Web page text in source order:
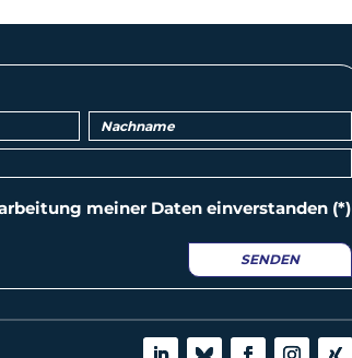
meiner Daten einverstanden (*)
SENDEN